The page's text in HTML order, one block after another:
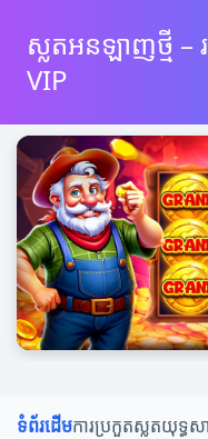
ស្លតអនឡាញថ្មី – រ
VIP
ទំព័រដើមការប្រកួតស្លតយុទ្ធស